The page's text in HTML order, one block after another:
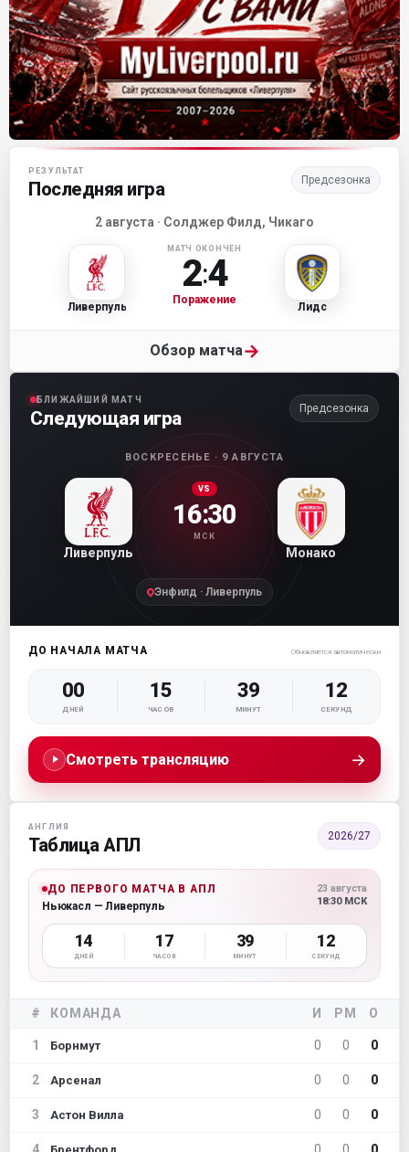
Матч-центр «Ливерпуля»
РЕЗУЛЬТАТ
Последняя игра Предсезонка
2 августа · Солджер Филд, Чикаго
Ливерпуль
МАТЧ ОКОНЧЕН
2:4
Поражение
Лидс
Обзор матча→
БЛИЖАЙШИЙ МАТЧ
Следующая игра Предсезонка
ВОСКРЕСЕНЬЕ · 9 АВГУСТА
Ливерпуль
VS
16:30
МСК
Монако
Энфилд · Ливерпуль
ДО НАЧАЛА МАТЧА Обновляется автоматически
00
ДНЕЙ
15
ЧАСОВ
39
МИНУТ
10
СЕКУНД
Смотреть трансляцию →
АНГЛИЯ
Таблица АПЛ 2026/27
ДО ПЕРВОГО МАТЧА В АПЛ
Ньюкасл — Ливерпуль
23 августа
18:30 МСК
14
ДНЕЙ
17
ЧАСОВ
39
МИНУТ
10
СЕКУНД
# КОМАНДА И РМ О
1 Борнмут 0 0 0
2 Арсенал 0 0 0
3 Астон Вилла 0 0 0